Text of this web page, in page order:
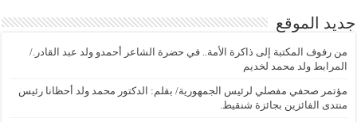
جديد الموقع
من رفوف المكتبة إلى ذاكرة الأمة.. في حضرة الشاعر أحمدو ولد عبد القادر./
المرابط ولد محمد لخديم
مؤتمر صحفي مفصلي لرئيس الجمهورية/ بقلم: الدكتور محمد ولد أحظانا رئيس
منتدى الفائزين بجائزة شنقيط.